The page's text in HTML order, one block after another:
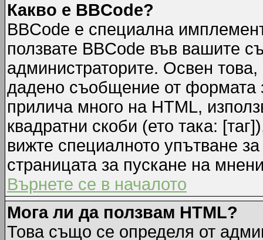
Какво е BBCode?
BBCode е специална
ползвате BBCode във вашите
администраторите. Освен
дадено съобщение от формата
прилича много на HTML,
квадратни скоби (ето така:
вижте специалното упътване
страницата за пускане на
Върнете се в началото
Мога ли да ползвам HTML?
Това също се определя от